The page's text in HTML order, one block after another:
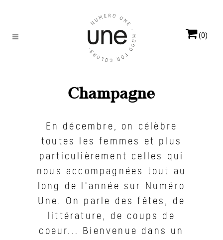
(0)
Champagne
En décembre, on célèbre
toutes les femmes et plus
particulièrement celles qui
nous accompagnées tout au
long de l'année sur Numéro
Une. On parle des fêtes, de
littérature, de coups de
coeur... Bienvenue dans un